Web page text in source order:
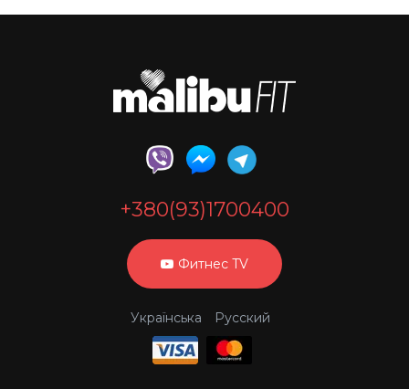
+380(93)1700400
Фитнес TV
Українська Русский